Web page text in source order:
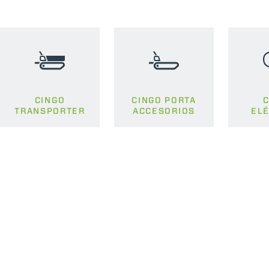
CINGO
TRANSPORTER
CINGO PORTA
ACCESORIOS